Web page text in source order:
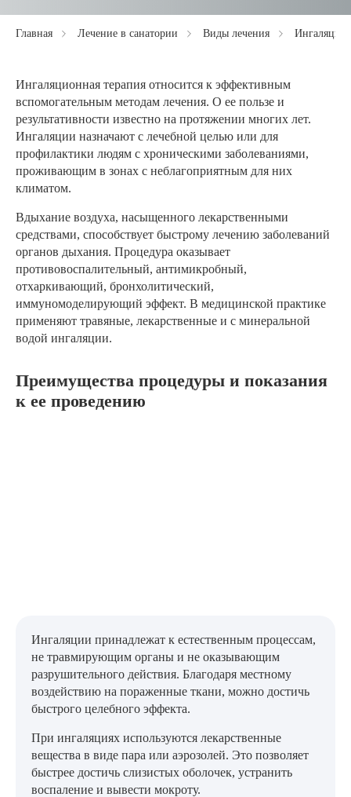
Главная Лечение в санатории Виды лечения
Ингаляционная терапия относится к эффективным
вспомогательным методам лечения. О ее пользе и
результативности известно на протяжении многих лет.
Ингаляции назначают с лечебной целью или для
профилактики людям с хроническими заболеваниями,
проживающим в зонах с неблагоприятным для них
климатом.
Вдыхание воздуха, насыщенного лекарственными
средствами, способствует быстрому лечению заболеваний
органов дыхания. Процедура оказывает
противовоспалительный, антимикробный,
отхаркивающий, бронхолитический,
иммуномоделирующий эффект. В медицинской практике
применяют травяные, лекарственные и с минеральной
водой ингаляции.
Преимущества процедуры и показания
к ее проведению
Ингаляции принадлежат к естественным процессам,
не травмирующим органы и не оказывающим
разрушительного действия. Благодаря местному
воздействию на пораженные ткани, можно достичь
быстрого целебного эффекта.
При ингаляциях используются лекарственные
вещества в виде пара или аэрозолей. Это позволяет
быстрее достичь слизистых оболочек, устранить
воспаление и вывести мокроту.